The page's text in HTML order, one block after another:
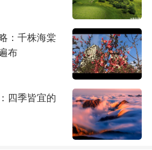
：千株海棠
布
四季皆宜的